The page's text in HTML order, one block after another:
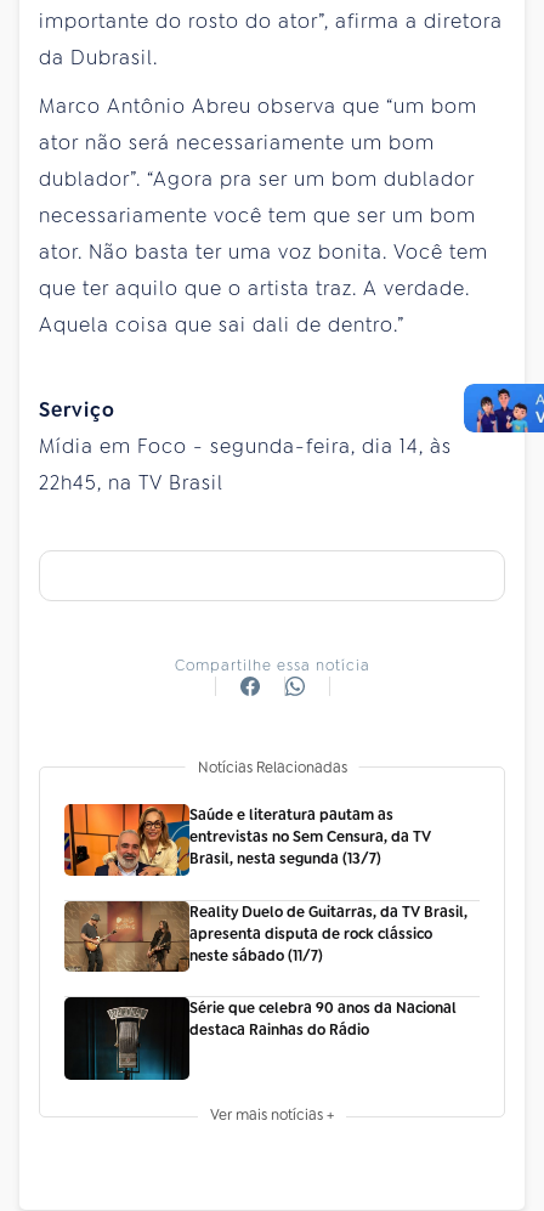
importante do rosto do ator”, afirma a diretora
da Dubrasil.
Marco Antônio Abreu observa que “um bom
ator não será necessariamente um bom
dublador”. “Agora pra ser um bom dublador
necessariamente você tem que ser um bom
ator. Não basta ter uma voz bonita. Você tem
que ter aquilo que o artista traz. A verdade.
Aquela coisa que sai dali de dentro.”
Serviço
Mídia em Foco - segunda-feira, dia 14, às
22h45, na TV Brasil
Compartilhe essa notícia
Notícias Relacionadas
Saúde e literatura pautam as
entrevistas no Sem Censura, da TV
Brasil, nesta segunda (13/7)
Reality Duelo de Guitarras, da TV Brasil,
apresenta disputa de rock clássico
neste sábado (11/7)
Série que celebra 90 anos da Nacional
destaca Rainhas do Rádio
Ver mais notícias +